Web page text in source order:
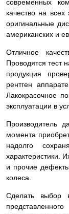
современных
качество на всех
оригинальные
американских и
Отличное
Проводятся тест
продукция
рентген
Лакокрасочное
эксплуатации в
Производитель
момента
надолго
характеристики.
и прочие
колеса.
Сделать выбор